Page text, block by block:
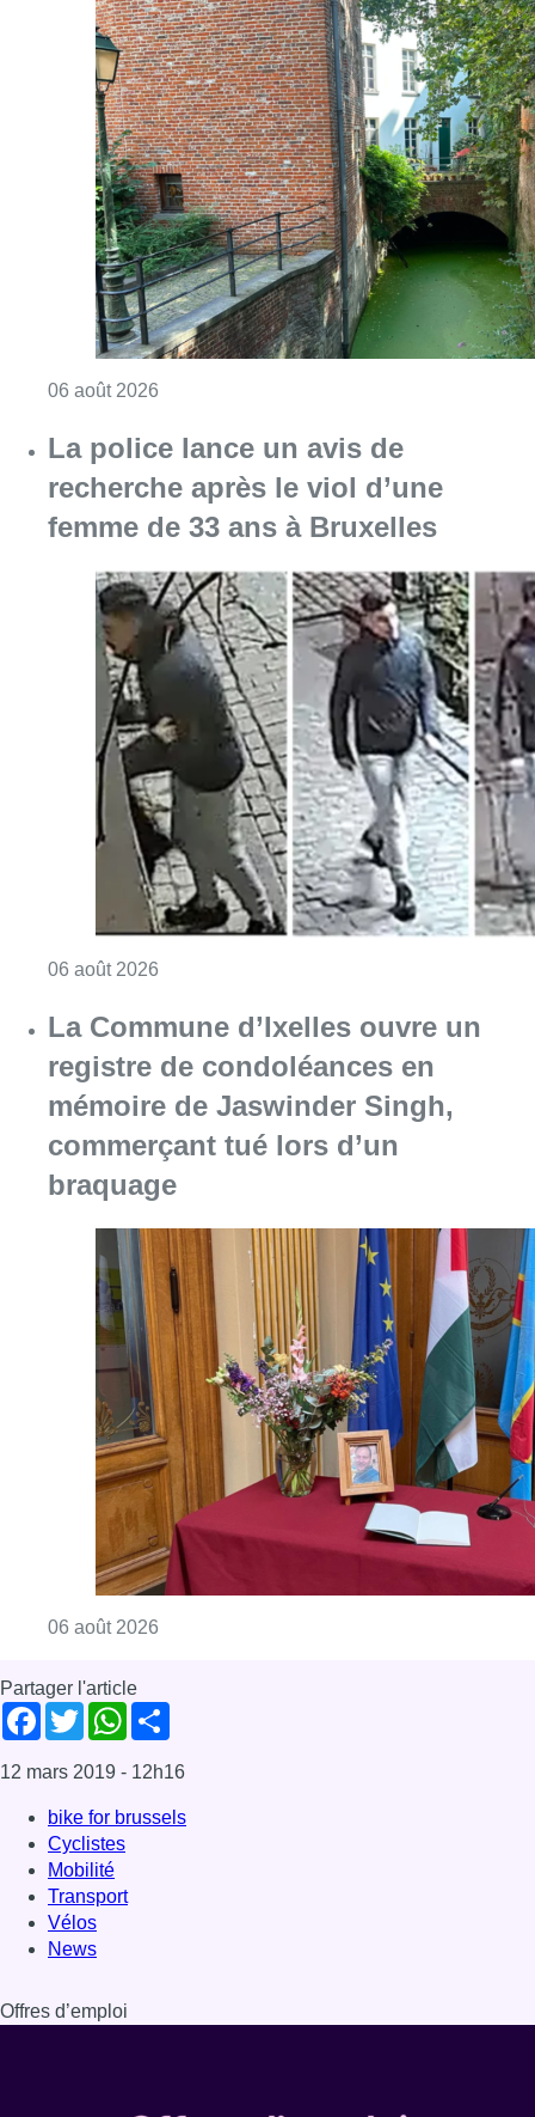
06 août 2026
La police lance un avis de
recherche après le viol d’une
femme de 33 ans à Bruxelles
06 août 2026
La Commune d’Ixelles ouvre un
registre de condoléances en
mémoire de Jaswinder Singh,
commerçant tué lors d’un
braquage
06 août 2026
Partager l'article
Facebook
TwitterWhatsApp
12 mars 2019 - 12h16
bike for brussels
Cyclistes
Mobilité
Transport
Vélos
News
Offres d’emploi